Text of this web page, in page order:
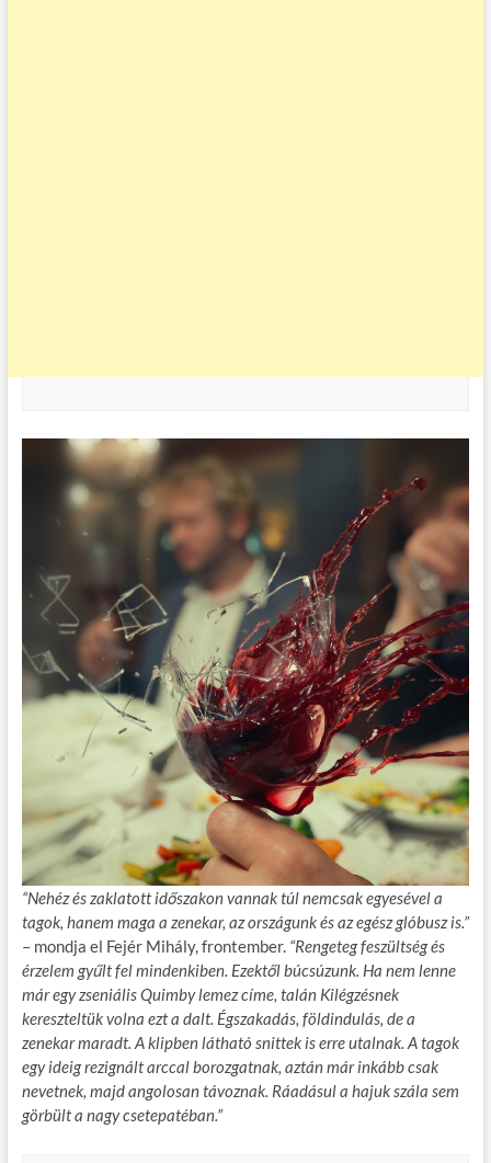
“Nehéz és zaklatott időszakon vannak túl nemcsak egyesével a
tagok, hanem maga a zenekar, az országunk és az egész glóbusz is.”
– mondja el Fejér Mihály, frontember.“Rengeteg feszültség és
érzelem gyűlt fel mindenkiben. Ezektől búcsúzunk. Ha nem lenne
már egy zseniális Quimby lemez címe, talán Kilégzésnek
kereszteltük volna ezt a dalt. Égszakadás, földindulás, de a
zenekar maradt. A klipben látható snittek is erre utalnak. A tagok
egy ideig rezignált arccal borozgatnak, aztán már inkább csak
nevetnek, majd angolosan távoznak. Ráadásul a hajuk szála sem
görbült a nagy csetepatéban.”